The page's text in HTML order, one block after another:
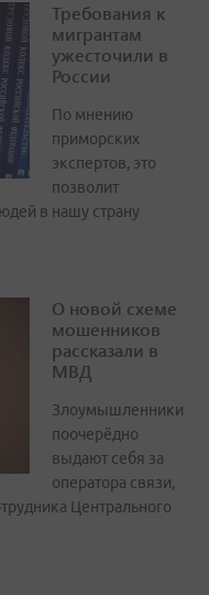
Требования к
мигрантам
ужесточили в
России
По мнению
приморских
экспертов, это
позволит
в нашу страну
О новой схеме
мошенников
рассказали в
МВД
Злоумышленники
поочерёдно
выдают себя за
оператора связи,
Центрального